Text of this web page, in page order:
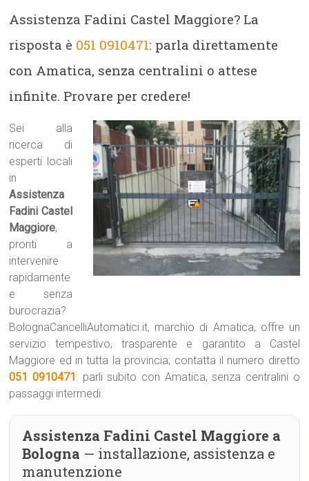
Assistenza Fadini Castel Maggiore? La
risposta è 051 0910471: parla direttamente
con Amatica, senza centralini o attese
infinite. Provare per credere!
Sei alla
ricerca di
esperti locali
in
Assistenza
Fadini Castel
Maggiore,
pronti a
intervenire
rapidamente
e senza
burocrazia?
BolognaCancelliAutomatici.it, marchio di Amatica, offre un
servizio tempestivo, trasparente e garantito a Castel
Maggiore ed in tutta la provincia; contatta il numero diretto
051 0910471: parli subito con Amatica, senza centralini o
passaggi intermedi.
Assistenza Fadini Castel Maggiore a
Bologna — installazione, assistenza e
manutenzione